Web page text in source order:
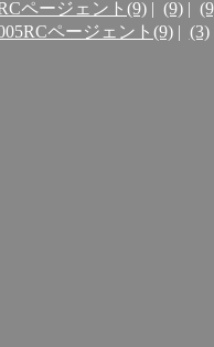
ページェント(9) | (9) |
ページェント(9) | (3)